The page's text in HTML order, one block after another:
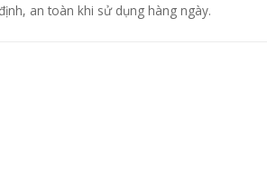
an toàn khi sử dụng hàng ngày.